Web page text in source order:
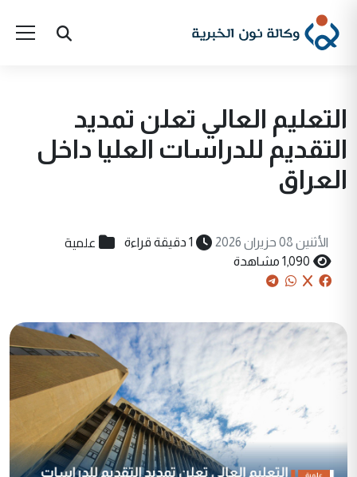
التعليم العالي تعلن تمديد
التقديم للدراسات العليا داخل
العراق
الأثنين 08 حزيران 2026 1 دقيقة قراءة علمية
1,090 مشاهدة